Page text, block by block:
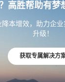
高胜帮助有梦
本增效，助力企
升级！
获取专属解决方